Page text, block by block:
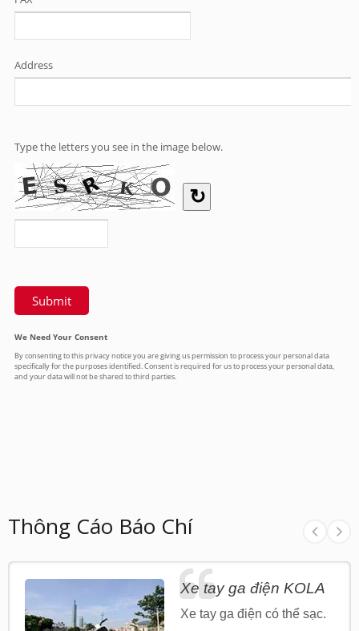
Thông Cáo Báo Chí
Xe tay ga điện KOLA
Xe tay ga điện có thể sạc.